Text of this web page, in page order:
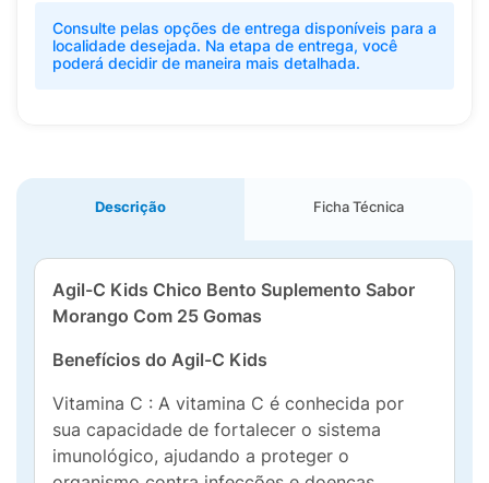
Consulte pelas opções de entrega disponíveis para a
localidade desejada. Na etapa de entrega, você
poderá decidir de maneira mais detalhada.
Descrição Ficha Técnica
Agil-C Kids Chico Bento Suplemento Sabor
Morango Com 25 Gomas
Benefícios do Agil-C Kids
Vitamina C : A vitamina C é conhecida por
sua capacidade de fortalecer o sistema
imunológico, ajudando a proteger o